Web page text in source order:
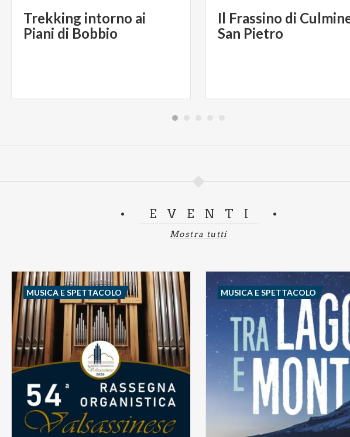
Trekking intorno ai
Piani di Bobbio
Il Frassino di
San Pietro
EVENTI
Mostra tutti
MUSICA E SPETTACOLO MUSICA E SPETTACOLO